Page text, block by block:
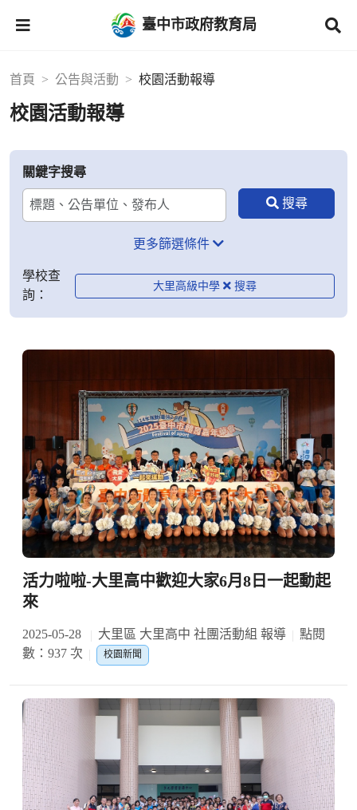
臺中市政府教育局
首頁 公告與活動 校園活動報導
校園活動報導
關鍵字搜尋
更多篩選條件
學校查
詢：
大里高級中學
活力啦啦-大里高中歡迎大家6月8日一起動起
來
2025-05-28 大里區 大里高中 社團活動組 報導
點閱
數：937 次
校園新聞